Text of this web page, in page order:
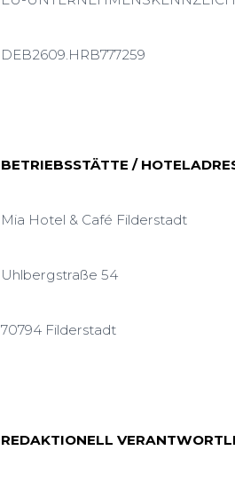
DEB2609.HRB777259
BETRIEBSSTÄTTE /
Mia Hotel & Café Filderstadt
Uhlbergstraße 54
70794 Filderstadt
REDAKTIONELL